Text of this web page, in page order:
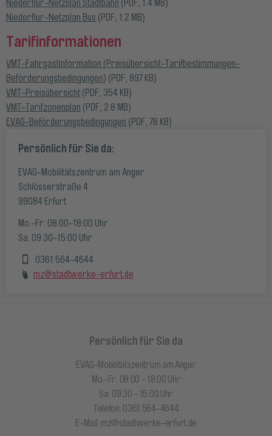
Niederflur-Netzplan Stadtbahn (PDF, 1.4 MB)
Niederflur-Netzplan Bus (PDF, 1.2 MB)
Tarifinformationen
VMT-Fahrgastinformation (Preisübersicht-Tarifbestimmungen-
Beförderungsbedingungen) (PDF, 897 KB)
VMT-Preisübersicht (PDF, 354 KB)
VMT-Tarifzonenplan (PDF, 2.8 MB)
EVAG-Beförderungsbedingungen (PDF, 78 KB)
Persönlich für Sie da:
EVAG-Mobilitätszentrum am Anger
Schlösserstraße 4
99084 Erfurt
Mo.-Fr. 08:00-18:00 Uhr
Sa. 09:30-15:00 Uhr
0361 564-4644
mz@stadtwerke-erfurt.de
Persönlich für Sie da
EVAG-Mobilitätszentrum am Anger
Mo.-Fr. 08:00 - 18:00 Uhr
Sa. 09:30 - 15:00 Uhr
Telefon: 0361 564-4644
E-Mail: mz@stadtwerke-erfurt.de